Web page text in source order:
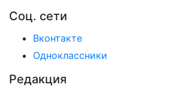
Соц. сети
Вконтакте
Одноклассники
Редакция